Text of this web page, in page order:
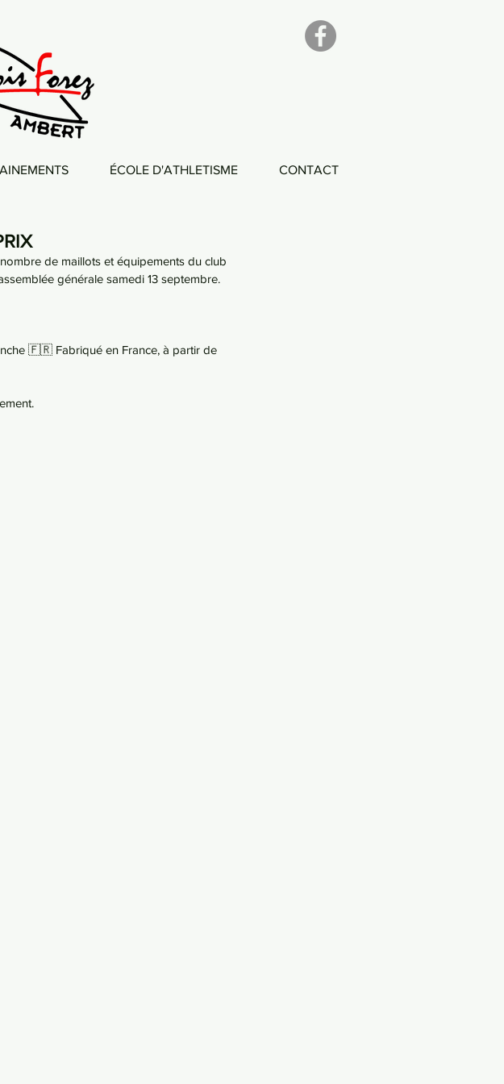
ÉCOLE D'ATHLETISME CONTACT
de maillots et équipements du club
générale samedi 13 septembre.
🇫🇷 Fabriqué en France, à partir de